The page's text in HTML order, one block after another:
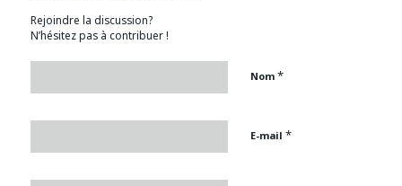
Rejoindre la discussion?
N’hésitez pas à contribuer !
Nom *
E-mail *